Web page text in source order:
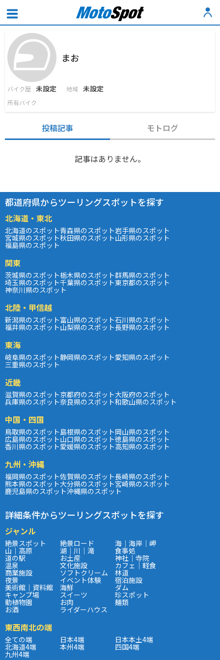
まお
バイク歴 未設定 地域 未設定
所有バイク
投稿記事 モトログ
記事はありません。
都道府県からツーリングスポットを探す
北海道・東北
北海道のスポット青森県のスポット岩手県のスポット
宮城県のスポット秋田県のスポット山形県のスポット
福島県のスポット
関東
茨城県のスポット栃木県のスポット群馬県のスポット
埼玉県のスポット千葉県のスポット東京都のスポット
神奈川県のスポット
北陸・甲信越
新潟県のスポット富山県のスポット石川県のスポット
福井県のスポット山梨県のスポット長野県のスポット
東海
岐阜県のスポット静岡県のスポット愛知県のスポット
三重県のスポット
近畿
滋賀県のスポット京都府のスポット大阪府のスポット
兵庫県のスポット奈良県のスポット和歌山県のスポット
中国・四国
鳥取県のスポット島根県のスポット岡山県のスポット
広島県のスポット山口県のスポット徳島県のスポット
香川県のスポット愛媛県のスポット高知県のスポット
九州・沖縄
福岡県のスポット佐賀県のスポット長崎県のスポット
熊本県のスポット大分県のスポット宮崎県のスポット
鹿児島県のスポット沖縄県のスポット
詳細条件からツーリングスポットを探す
ジャンル
絶景スポット 絶景ロード 海｜海岸｜岬
山｜高原 湖｜川｜滝 食事処
道の駅 お土産 神社｜寺院
温泉 文化施設 カフェ｜軽食
商業施設 ソフトクリーム 林道
夜景 イベント体験 宿泊施設
美術館｜資料館 海鮮 ダム
キャンプ場 スイーツ 珍スポット
動植物園 お肉 麺類
お酒 ライダーハウス
東西南北の端
全ての端 日本4端 日本本土4端
北海道4端 本州4端 四国4端
九州4端